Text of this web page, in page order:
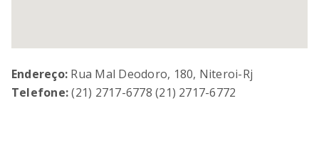
Endereço: Rua Mal Deodoro, 180, Niteroi-Rj
Telefone: (21) 2717-6778 (21) 2717-6772